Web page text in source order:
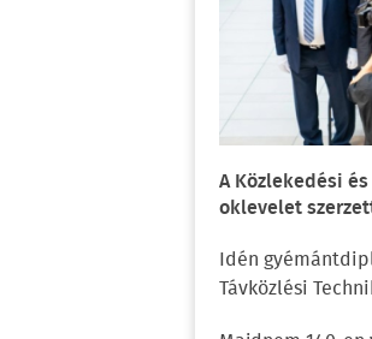
A Közlekedési
oklevelet
Idén
Távközlési